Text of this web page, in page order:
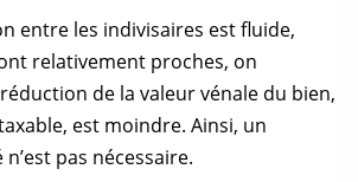
entre les indivisaires est fluide,
relativement proches, on
de la valeur vénaledu bien,
est moindre. Ainsi, un
pas nécessaire.